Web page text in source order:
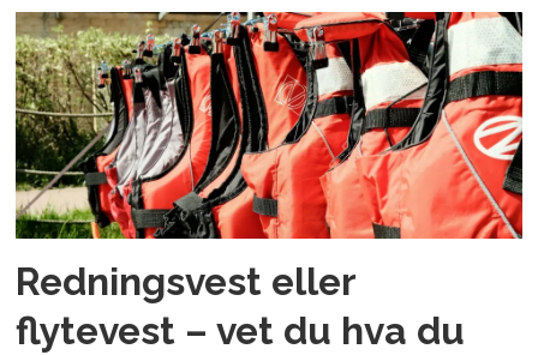
Redningsvest eller
flytevest – vet du hva du